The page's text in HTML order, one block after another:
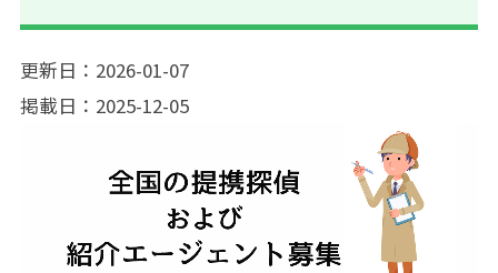
更新日：2026-01-07
掲載日：2025-12-05